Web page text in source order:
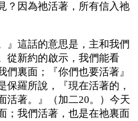
？因為祂活著，所有信入祂
』這話的意思是，主和我們
從新約的啟示，我們能看
們裏面；『你們也要活著』
保羅所說，『現在活著的，
活著。』（加二20。）今天
；我們活著，也是在祂裏面